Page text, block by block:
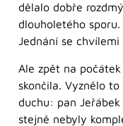
dělalo dobře
dlouholetého
Jednání se
Ale zpět na
skončila. Vyznělo
duchu: pan
stejně nebyly